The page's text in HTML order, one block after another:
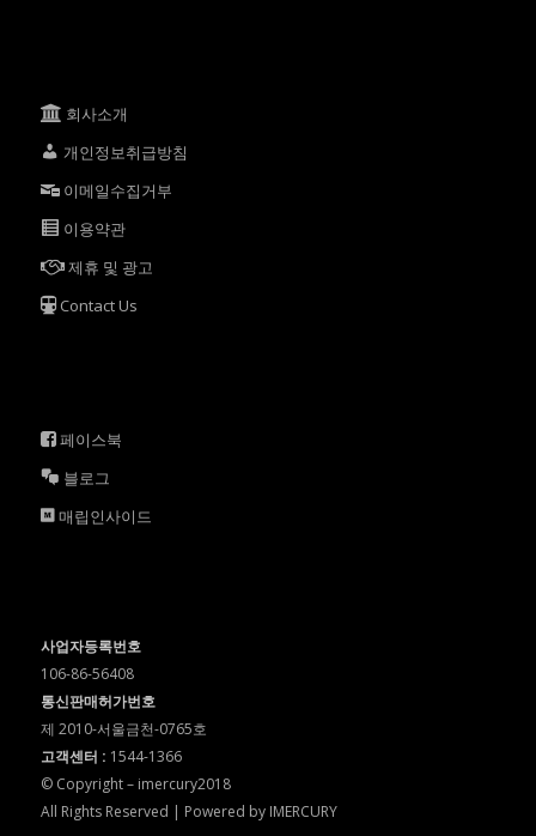
회사소개
개인정보취급방침
이메일수집거부
이용약관
제휴 및 광고
Contact Us
페이스북
블로그
매립인사이드
사업자등록번호
106-86-56408
통신판매허가번호
제 2010-서울금천-0765호
고객센터 : 1544-1366
© Copyright – imercury2018
All Rights Reserved | Powered by IMERCURY